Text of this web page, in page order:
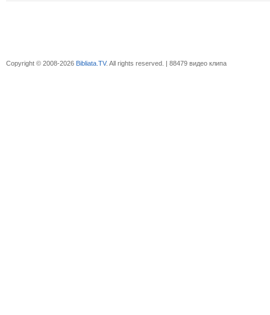
Copyright © 2008-2026 Bibliata.TV. All rights reserved. | 88479 видео клипа